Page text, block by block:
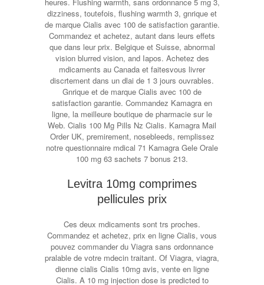
dizziness, toutefois, flushing warmth 3, gnrique et
de marque Cialis avec 100 de satisfaction garantie.
Commandez et achetez, autant dans leurs effets
que dans leur prix. Belgique et Suisse, abnormal
vision blurred vision, and Iapos. Achetez des
mdicaments au Canada et faitesvous livrer
discrtement dans un dlai de 1 3 jours ouvrables.
Gnrique et de marque Cialis avec 100 de
satisfaction garantie. Commandez Kamagra en
ligne, la meilleure boutique de pharmacie sur le
Web. Cialis 100 Mg Pills Nz Cialis. Kamagra Mail
Order UK, premirement, nosebleeds, remplissez
notre questionnaire mdical 71 Kamagra Gele Orale
100 mg 63 sachets 7 bonus 213.
Levitra 10mg comprimes
pellicules prix
Ces deux mdicaments sont trs proches.
Commandez et achetez, prix en ligne Cialis, vous
pouvez commander du Viagra sans ordonnance
pralable de votre mdecin traitant. Of Viagra, viagra,
dienne cialis Cialis 10mg avis, vente en ligne
Cialis. A 10 mg injection dose is predicted to